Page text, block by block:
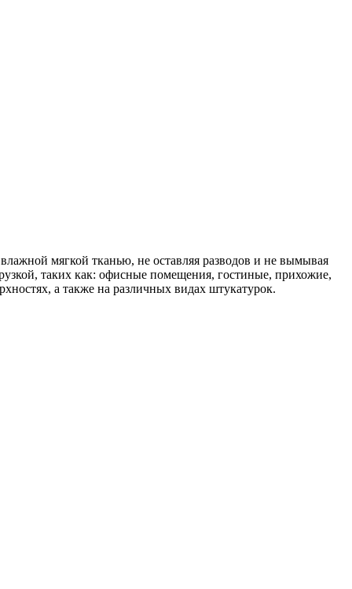
мягкой тканью, не оставляя разводов и не вымывая
таких как: офисные помещения, гостиные, прихожие,
а также на различных видах штукатурок.